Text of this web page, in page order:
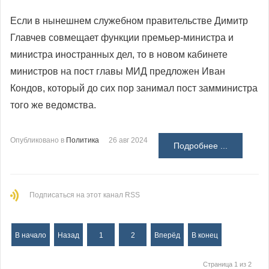
Если в нынешнем служебном правительстве Димитр
Главчев совмещает функции премьер-министра и
министра иностранных дел, то в новом кабинете
министров на пост главы МИД предложен Иван
Кондов, который до сих пор занимал пост замминистра
того же ведомства.
Опубликовано в Политика 26 авг 2024
Подробнее ...
Подписаться на этот канал RSS
В начало Назад 1 2 Вперёд В конец
Страница 1 из 2